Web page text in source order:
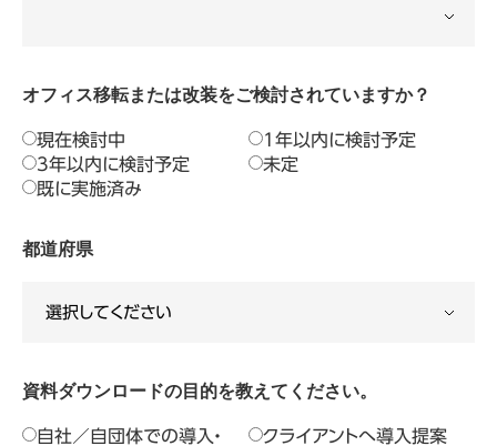
オフィス移転または改装をご検討されていますか？
現在検討中
1年以内に検討予定
3年以内に検討予定
未定
既に実施済み
都道府県
資料ダウンロードの目的を教えてください。
自社／自団体での導入・
クライアントへ導入提案